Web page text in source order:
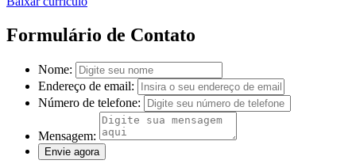
Formulário de Contato
Nome:
Endereço de email:
Número de telefone:
Mensagem: